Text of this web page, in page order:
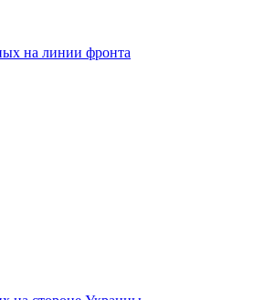
на линии фронта